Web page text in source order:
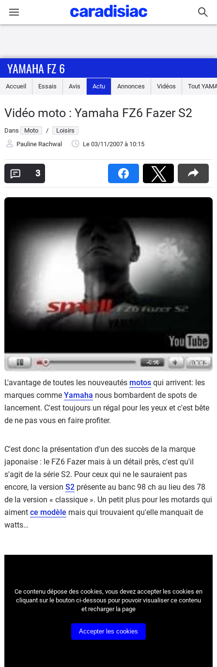
Accueil
Essais
Equipement
Avis
Auto
YAMAHA FZ 6
Accueil Essais Avis Actu Annonces Vidéos Tout
Vidéo moto : Yamaha FZ6 Fazer S2
Dans Moto /
Loisirs
Pauline Rachwal
Le 03/11/2007 à 10:15
3
L'avantage de toutes les nouveautés motos qui arrivent: les
marques comme Yamaha nous bombardent de spots de
lancement. C'est toujours un régal pour les yeux et c'est bête
de ne pas vous en faire profiter.
C'est donc la présentation d'un des succès de la marque
japonaise : le FZ6 Fazer mais à un détail près, c'est qu'il
s'agit de la série S2. Pour ceux qui ne le sauraient pas
encore, la version S2 présente au banc 98 ch au lieu des 78
de la version « classique ». Un petit plus pour les motards qui
aiment ce modèle mais qui trouvaient qu'elle manquait de
watts…
Ce contenu dépose des cookies, vous devez accepter les cookies en
cliquant sur le bouton ci-dessous pour pouvoir visualiser ce contenu
et recharger la page
Accepter les cookies